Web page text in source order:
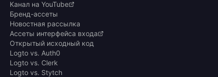
Канал на YouTube
Бренд-ассеты
Новостная рассылка
Ассеты интерфейса входа
Открытый исходный код
Logto vs. Auth0
Logto vs. Clerk
Logto vs. Stytch